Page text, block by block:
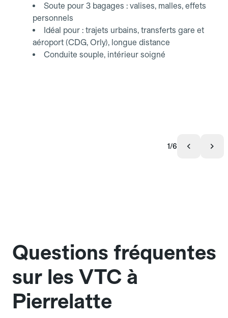
Soute pour 3 bagages : valises, malles, effets
personnels
Idéal pour : trajets urbains, transferts gare et
aéroport (CDG, Orly), longue distance
Conduite souple, intérieur soigné
1/6
Questions fréquentes
sur les VTC à
Pierrelatte